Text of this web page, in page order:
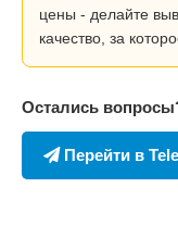
цены - делайте
качество, за
Остались
Перейти в